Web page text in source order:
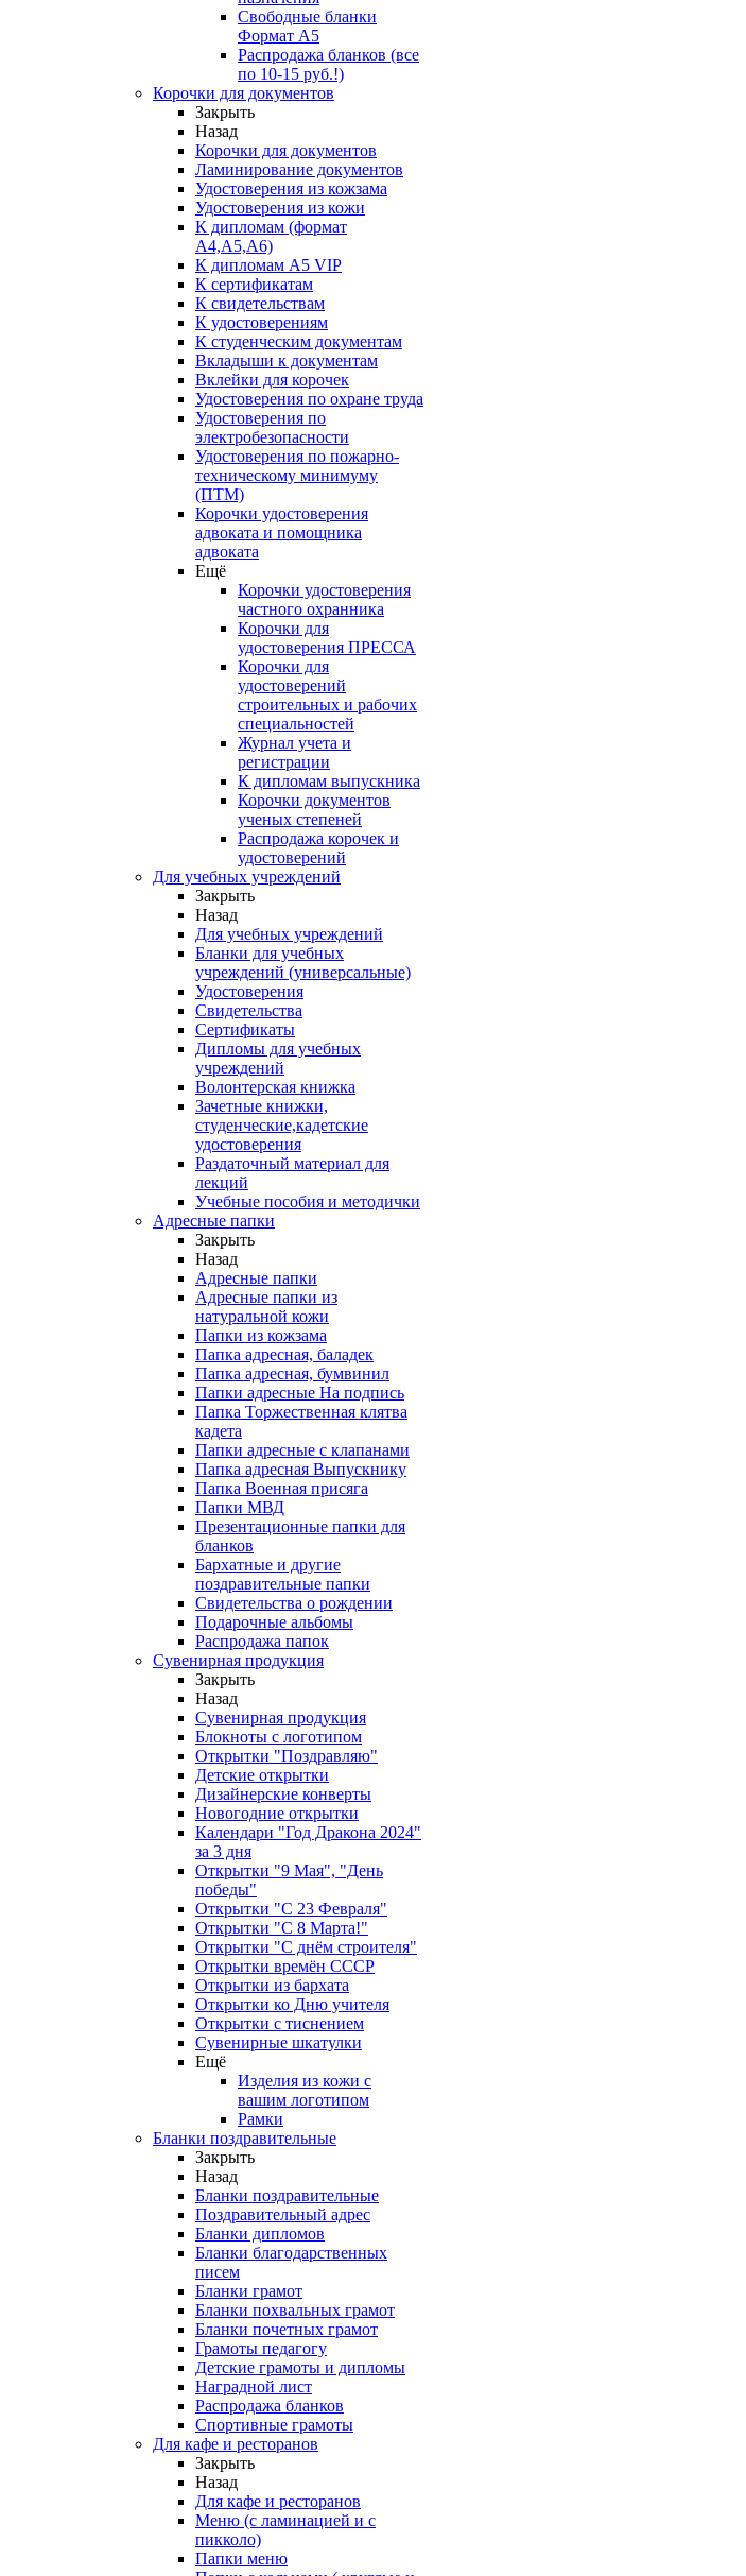
Свободные бланки
Формат А5
Распродажа бланков (все
по 10-15 руб.!)
Корочки для документов
Закрыть
Назад
Корочки для документов
Ламинирование документов
Удостоверения из кожзама
Удостоверения из кожи
К дипломам (формат
А4,А5,А6)
К дипломам А5 VIP
К сертификатам
К свидетельствам
К удостоверениям
К студенческим документам
Вкладыши к документам
Вклейки для корочек
Удостоверения по охране труда
Удостоверения по
электробезопасности
Удостоверения по пожарно-
техническому минимуму
(ПТМ)
Корочки удостоверения
адвоката и помощника
адвоката
Ещё
Корочки удостоверения
частного охранника
Корочки для
удостоверения ПРЕССА
Корочки для
удостоверений
строительных и рабочих
специальностей
Журнал учета и
регистрации
К дипломам выпускника
Корочки документов
ученых степеней
Распродажа корочек и
удостоверений
Для учебных учреждений
Закрыть
Назад
Для учебных учреждений
Бланки для учебных
учреждений (универсальные)
Удостоверения
Свидетельства
Сертификаты
Дипломы для учебных
учреждений
Волонтерская книжка
Зачетные книжки,
студенческие,кадетские
удостоверения
Раздаточный материал для
лекций
Учебные пособия и методички
Адресные папки
Закрыть
Назад
Адресные папки
Адресные папки из
натуральной кожи
Папки из кожзама
Папка адресная, баладек
Папка адресная, бумвинил
Папки адресные На подпись
Папка Торжественная клятва
кадета
Папки адресные с клапанами
Папка адресная Выпускнику
Папка Военная присяга
Папки МВД
Презентационные папки для
бланков
Бархатные и другие
поздравительные папки
Свидетельства о рождении
Подарочные альбомы
Распродажа папок
Сувенирная продукция
Закрыть
Назад
Сувенирная продукция
Блокноты с логотипом
Открытки "Поздравляю"
Детские открытки
Дизайнерские конверты
Новогодние открытки
Календари "Год Дракона 2024"
за 3 дня
Открытки "9 Мая", "День
победы"
Открытки "С 23 Февраля"
Открытки "С 8 Марта!"
Открытки "С днём строителя"
Открытки времён СССР
Открытки из бархата
Открытки ко Дню учителя
Открытки с тиснением
Сувенирные шкатулки
Ещё
Изделия из кожи с
вашим логотипом
Рамки
Бланки поздравительные
Закрыть
Назад
Бланки поздравительные
Поздравительный адрес
Бланки дипломов
Бланки благодарственных
писем
Бланки грамот
Бланки похвальных грамот
Бланки почетных грамот
Грамоты педагогу
Детские грамоты и дипломы
Наградной лист
Распродажа бланков
Спортивные грамоты
Для кафе и ресторанов
Закрыть
Назад
Для кафе и ресторанов
Меню (с ламинацией и с
пикколо)
Папки меню